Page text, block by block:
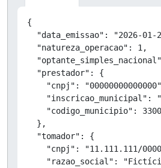
{
"data_emissao": "2026-01-
  "natureza_operacao": 1,
  "prestador": {
"cnpj":
"inscricao_municipal":
"codigo_municipio":
  },
  "tomador": {
"cnpj": "11.111.111/
"razao_social":